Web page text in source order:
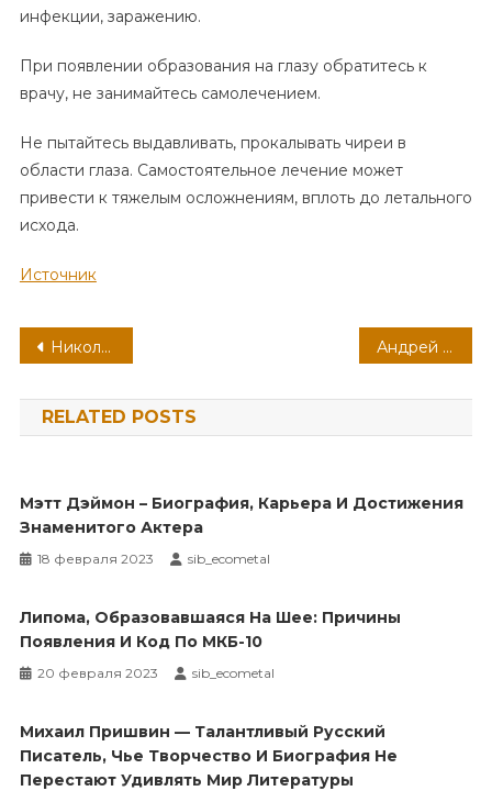
инфекции, заражению.
При появлении образования на глазу обратитесь к
врачу, не занимайтесь самолечением.
Не пытайтесь выдавливать, прокалывать чиреи в
области глаза. Самостоятельное лечение может
привести к тяжелым осложнениям, вплоть до летального
исхода.
Источник
Навигация
по
записям
Николай Костер-Вальдау — талантливый актер, известный благодаря своим ролям в культовых фильмах, его замечательным достижениям и увлекательной биографии Андрей Чернышов — раскрытие тайн личной жизни и ключевые моменты в биографии
RELATED POSTS
Мэтт Дэймон – Биография, Карьера И Достижения
Знаменитого Актера
18 февраля 2023 sib_ecometal
Липома, Образовавшаяся На Шее: Причины
Появления И Код По МКБ-10
20 февраля 2023 sib_ecometal
Михаил Пришвин — Талантливый Русский
Писатель, Чье Творчество И Биография Не
Перестают Удивлять Мир Литературы